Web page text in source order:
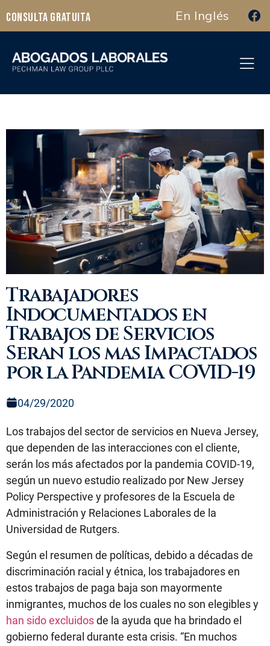
Consulta Gratuita En Inglés
Trabajadores
Indocumentados en
Trabajos de Servicios
Seran los mas Impactados
por la Pandemia COVID-19
04/29/2020
Los trabajos del sector de servicios en Nueva Jersey,
que dependen de las interacciones con el cliente,
serán los más afectados por la pandemia COVID-19,
según un nuevo estudio realizado por New Jersey
Policy Perspective y profesores de la Escuela de
Administración y Relaciones Laborales de la
Universidad de Rutgers.
Según el resumen de políticas, debido a décadas de
discriminación racial y étnica, los trabajadores en
estos trabajos de paga baja son mayormente
inmigrantes, muchos de los cuales no son elegibles y
han sido excluidosde la ayuda que ha brindado el
gobierno federal durante esta crisis. “En muchos